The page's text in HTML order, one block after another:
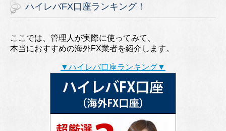
ハイレバFX口座ランキング！
ここでは、管理人が実際に使ってみて、
本当におすすめの海外FX業者を紹介します。
▼ハイレバ口座ランキング▼